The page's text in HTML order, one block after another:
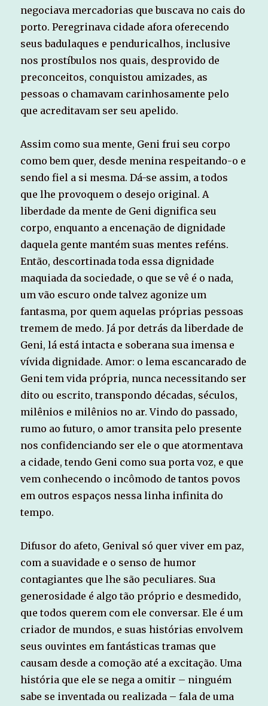
negociava mercadorias que buscava no cais do
porto. Peregrinava cidade afora oferecendo
seus badulaques e penduricalhos, inclusive
nos prostíbulos nos quais, desprovido de
preconceitos, conquistou amizades, as
pessoas o chamavam carinhosamente pelo
que acreditavam ser seu apelido.
Assim como sua mente, Geni frui seu corpo
como bem quer, desde menina respeitando-o e
sendo fiel a si mesma. Dá-se assim, a todos
que lhe provoquem o desejo original. A
liberdade da mente de Geni dignifica seu
corpo, enquanto a encenação de dignidade
daquela gente mantém suas mentes reféns.
Então, descortinada toda essa dignidade
maquiada da sociedade, o que se vê é o nada,
um vão escuro onde talvez agonize um
fantasma, por quem aquelas próprias pessoas
tremem de medo. Já por detrás da liberdade de
Geni, lá está intacta e soberana sua imensa e
vívida dignidade. Amor: o lema escancarado de
Geni tem vida própria, nunca necessitando ser
dito ou escrito, transpondo décadas, séculos,
milênios e milênios no ar. Vindo do passado,
rumo ao futuro, o amor transita pelo presente
nos confidenciando ser ele o que atormentava
a cidade, tendo Geni como sua porta voz, e que
vem conhecendo o incômodo de tantos povos
em outros espaços nessa linha infinita do
tempo.
Difusor do afeto, Genival só quer viver em paz,
com a suavidade e o senso de humor
contagiantes que lhe são peculiares. Sua
generosidade é algo tão próprio e desmedido,
que todos querem com ele conversar. Ele é um
criador de mundos, e suas histórias envolvem
seus ouvintes em fantásticas tramas que
causam desde a comoção até a excitação. Uma
história que ele se nega a omitir – ninguém
sabe se inventada ou realizada – fala de uma